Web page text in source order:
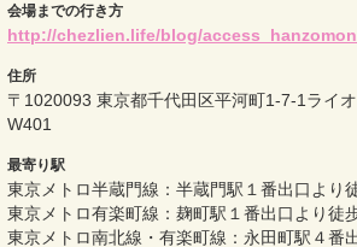
会場までの行き方
http://chezlien.life/blog/
住所
〒1020093 東京都千代田区平河町1-7-1ライ
W401
最寄り駅
東京メトロ半蔵門線：半蔵門駅１番出口より
東京メトロ有楽町線：麹町駅１番出口より徒
東京メトロ南北線・有楽町線：永田町駅４番